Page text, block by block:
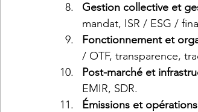
Gestion collective et
mandat, ISR / ESG /
Fonctionnement et
/ OTF, transparence,
Post-marché et
EMIR, SDR.
Émissions et